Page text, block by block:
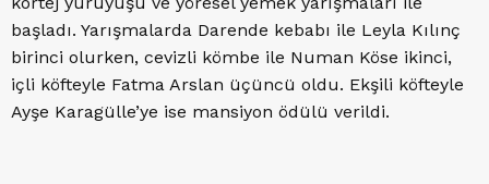
başladı. Yarışmalarda Darende kebabı ile Leyla Kılınç
birinci olurken, cevizli kömbe ile Numan Köse ikinci,
içli köfteyle Fatma Arslan üçüncü oldu. Ekşili köfteyle
Ayşe Karagülle’ye ise mansiyon ödülü verildi.